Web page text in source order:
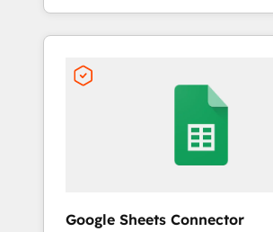
Google Sheets Connector